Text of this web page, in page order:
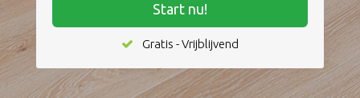
Start nu!
Gratis - Vrijblijvend